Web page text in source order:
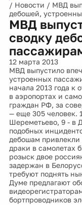
/ Новости / МВД
дебошей,
МВД
сводку
12 марта 2013
МВД выпустило
устроенных
начала 2013 года к
в аэропортах и
граждан РФ, за
— еще 305 человек.
Шереметьево, 9 - в
подобных
дебошам привлекли
драки в самолетах
розыск двое
задержан в
требуют поднять
Думе предлагают
бортпроводников